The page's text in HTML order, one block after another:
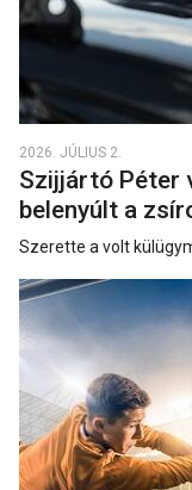
2026. JÚLIUS 2.
Szijjártó Péter
belenyúlt a
Szerette a volt